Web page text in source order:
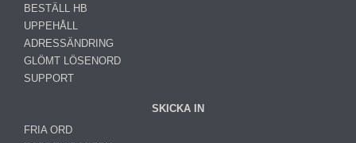
BESTÄLL HB
UPPEHÅLL
ADRESSÄNDRING
GLÖMT LÖSENORD
SUPPORT
SKICKA IN
FRIA ORD